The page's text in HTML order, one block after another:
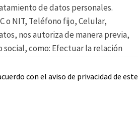
de datos personales.
o NIT, Teléfono fijo, Celular,
nos autoriza de manera previa,
como: Efectuar la relación
sobre alteraciones, cambios o
servicios, eventos,
y/o digital.
con el aviso de privacidad de este